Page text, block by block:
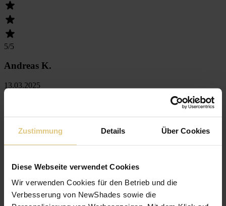
Zustimmung Details Über Cookies
Diese Webseite verwendet Cookies
Wir verwenden Cookies für den Betrieb und die
Verbesserung von NewShades sowie die
5/5
Andreas K.
13.03.2025
/5